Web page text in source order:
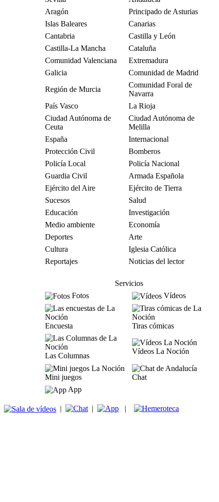
Aragón
Principado de Asturias
Islas Baleares
Canarias
Cantabria
Castilla y León
Castilla-La Mancha
Cataluña
Comunidad Valenciana
Extremadura
Galicia
Comunidad de Madrid
Región de Murcia
Comunidad Foral de
Navarra
País Vasco
La Rioja
Ciudad Autónoma de
Ceuta
Ciudad Autónoma de
Melilla
España
Internacional
Protección Civil
Bomberos
Policía Local
Policía Nacional
Guardia Civil
Armada Española
Ejército del Aire
Ejército de Tierra
Sucesos
Salud
Educación
Investigación
Medio ambiente
Economía
Deportes
Arte
Cultura
Iglesia Católica
Reportajes
Noticias del lector
Servicios
Fotos
Vídeos
Encuesta Tiras cómicas
Las Columnas
Vídeos La Noción
Mini juegos
Chat
App
| | |